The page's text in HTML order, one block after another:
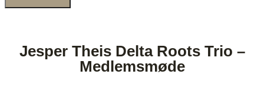
Jesper Theis Delta Roots Trio –
Medlemsmøde